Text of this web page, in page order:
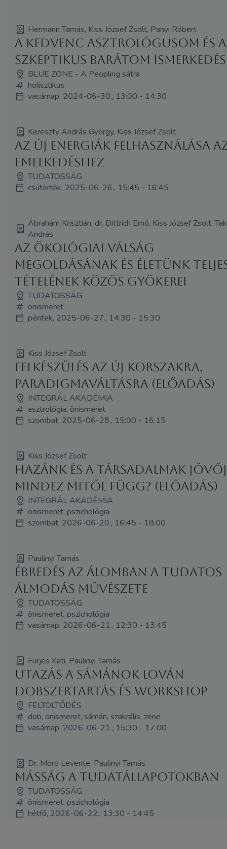
Hermann Tamás, Kiss József Zsolt, Panyi Róbert
A kedvenc asztrológusom és a
szkeptikus barátom
BLUE ZONE - A Peopling sátra
holisztikus
vasárnap, 2024-06-30., 13:00 - 14:30
Kereszty András György, Kiss József Zsolt
Az új energiák felhasználása
emelkedéshez
TUDATOSSÁG
csütörtök, 2025-06-26., 15:45 - 16:45
Ábrahám Krisztián, dr. Dittrich Ernő, Kiss József Zsolt,
András
Az ökológiai válság
megoldásának és életünk
tételének közös gyökerei
TUDATOSSÁG
önismeret
péntek, 2025-06-27., 14:30 - 15:30
Kiss József Zsolt
Felkészülés az új korszakra,
paradigmaváltásra (Előadás)
INTEGRÁL AKADÉMIA
asztrológia, önismeret
szombat, 2025-06-28., 15:00 - 16:15
Kiss József Zsolt
Hazánk és a társadalmak
mindez mitől függ? (Előadás)
INTEGRÁL AKADÉMIA
önismeret, pszichológia
szombat, 2026-06-20., 16:45 - 18:00
Paulinyi Tamás
Ébredés az álomban a tudatos
álmodás művészete
TUDATOSSÁG
önismeret, pszichológia
vasárnap, 2026-06-21., 12:30 - 13:45
Fürjes Kati, Paulinyi Tamás
Utazás a sámánok lován
dobszertartás és workshop
FELTÖLTŐDÉS
dob, önismeret, sámán, szakrális, zene
vasárnap, 2026-06-21., 15:30 - 17:00
Dr. Móró Levente, Paulinyi Tamás
Másság a tudatállapotokban
TUDATOSSÁG
önismeret, pszichológia
hétfő, 2026-06-22., 13:30 - 14:45